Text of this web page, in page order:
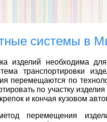
системы в
изделий необходима
транспортировки
перемещаются по
по участку
и кончая кузовом
перемещения